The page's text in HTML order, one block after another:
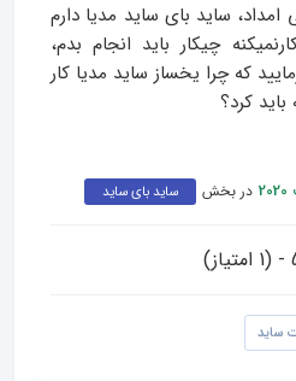
ساید بای ساید مدیا دارم
چیکار باید انجام بدم،
که چرا یخساز ساید مدیا کار
کرد؟
در بخش ساید بای ساید
ساید